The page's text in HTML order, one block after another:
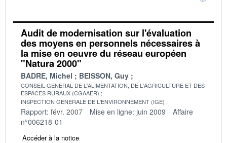
Audit de modernisation sur l'évaluation
des moyens en personnels nécessaires à
la mise en oeuvre du réseau européen
"Natura 2000"
BADRE, Michel BEISSON, Guy
CONSEIL GENERAL DE L'ALIMENTATION, DE L'AGRICULTURE ET DES
ESPACES RURAUX (CGAAER)
INSPECTION GENERALE DE L'ENVIRONNEMENT (IGE)
Rapport: févr. 2007 Mise en ligne: juin 2009
Affaire
n°006218-01
Accéder à la notice